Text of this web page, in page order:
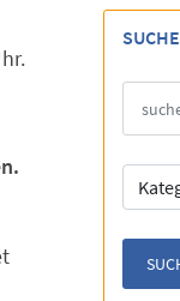
SUCHE